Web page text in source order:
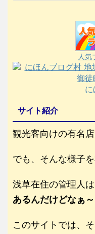
人気
サイト紹介
観光客向けの有名
でも、そんな様子
浅草在住の管理人は
あるんだけどなぁ～
このサイトでは、